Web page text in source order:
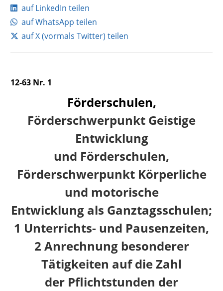
auf LinkedIn teilen
auf WhatsApp teilen
auf X (vormals Twitter) teilen
12-63 Nr. 1
Förderschulen,
Förderschwerpunkt Geistige
Entwicklung
und Förderschulen,
Förderschwerpunkt Körperliche
und motorische
Entwicklung als Ganztagsschulen;
1 Unterrichts- und Pausenzeiten,
2 Anrechnung besonderer
Tätigkeiten auf die Zahl
der Pflichtstunden der